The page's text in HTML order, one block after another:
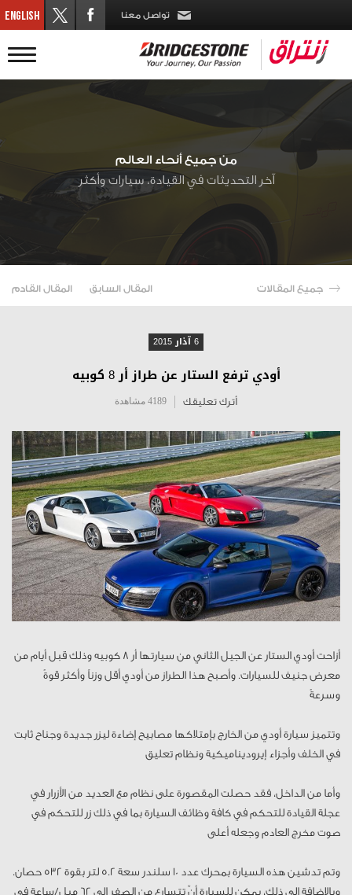
تواصل معنا
من جميع أنحاء العالم
آخر التحديثات في القيادة، سيارات وأكثر
جميع المقالات المقال السابق المقال القادم
6 آذار 2015
أودي ترفع الستار عن طراز أر 8 كوبيه
أترك تعليقك 4189 مشاهدة
أزاحت أودي الستار عن الجيل الثاني من سيارتها أر 8 كوبيه وذلك قبل أيام من
معرض جنيف للسيارات. وأصبح هذا الطراز من أودي أقل وزناً وأكثر قوةً
وسرعةً
وتتميز سيارة أودي من الخارج بإمتلاكها مصابيح إضاءة ليزر جديدة وجناح ثابت
في الخلف وأجزاء إيروديناميكية ونظام تعليق
وأما من الداخل، فقد حصلت المقصورة على نظام مع العديد من الأزرار في
عجلة القيادة للتحكم في كافة وظائف السيارة بما في ذلك زر للتحكم في
صوت مخرج العادم وجعله أعلى
وتم تدشين هذه السيارة بمحرك عدد 10 سلندر سعة 5.2 لتر بقوة 532 حصان.
وبالإضافة إلى ذلك، يمكن للسيارة أنّ تتسارع من الصفر إلى 62 ميل/ساعة في